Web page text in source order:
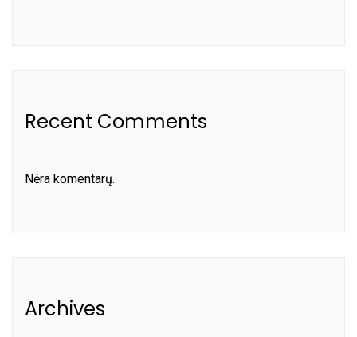
Recent Comments
Nėra komentarų.
Archives